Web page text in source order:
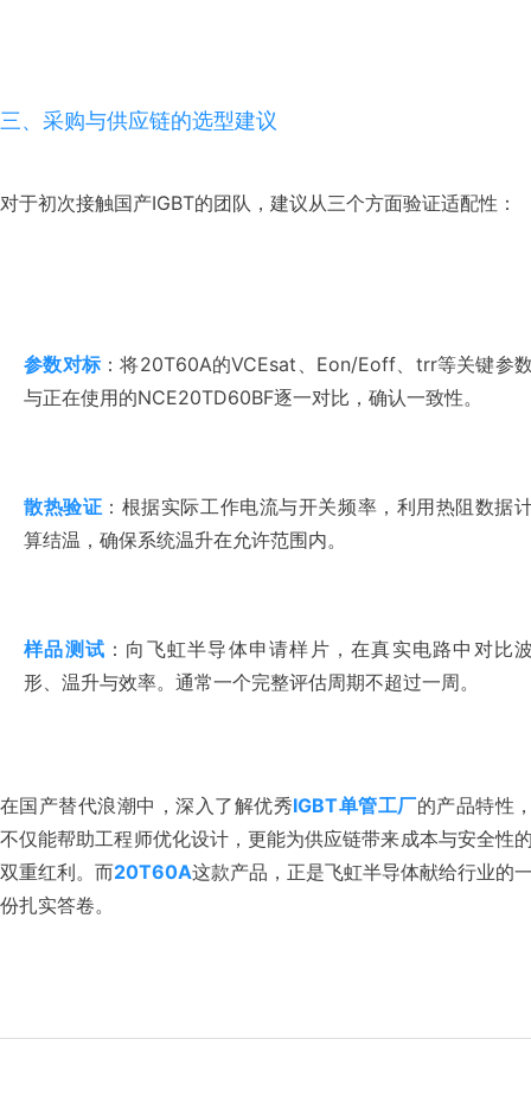
三、采购与供应链的选型建议
对于初次接触国产IGBT的团队，建议从三个方面验证适配性：
参数对标：将20T60A的VCEsat、Eon/Eoff、trr等关键参
与正在使用的NCE20TD60BF逐一对比，确认一致性。
散热验证 ：根据实际工作电流与开关频率，利用热阻数据
算结温，确保系统温升在允许范围内。
样品测试 ：向飞虹半导体申请样片，在真实电路中对比
形、温升与效率。通常一个完整评估周期不超过一周。
在国产替代浪潮中，深入了解优秀IGBT单管工厂的产品特性
不仅能帮助工程师优化设计，更能为供应链带来成本与安全性
双重红利。而20T60A这款产品，正是飞虹半导体献给行业的
份扎实答卷。